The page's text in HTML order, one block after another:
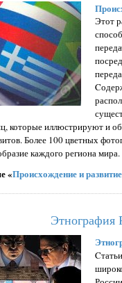
Этот
которые иллюстрируют и
Более 100 цветных
каждого региона мира.
«Происхождение и
Этнография